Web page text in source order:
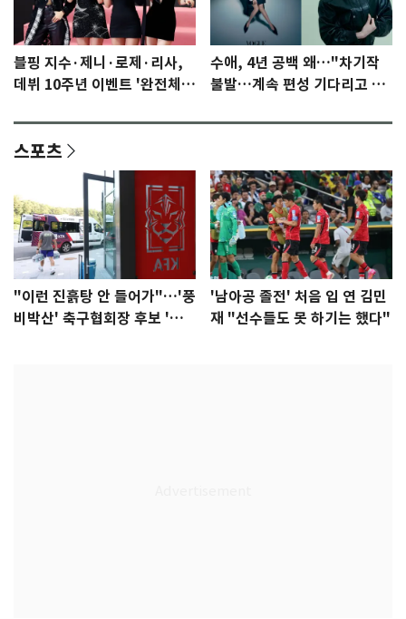
블핑 지수·제니·로제·리사,
데뷔 10주년 이벤트 '완전체'
수애, 4년 공백 왜…"차기작
불발…계속 편성 기다리고 있
스포츠
"이런 진흙탕 안 들어가"…'풍
비박산' 축구협회장 후보 '실
'남아공 졸전' 처음 입 연 김민
재 "선수들도 못 하기는 했다"